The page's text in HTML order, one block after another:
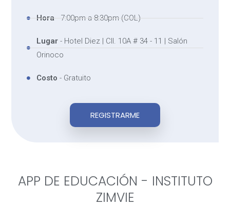
Hora- 7:00pm a 8:30pm (COL)
Lugar - Hotel Diez | Cll. 10A # 34 - 11 | Salón
Orinoco
Costo - Gratuito
REGISTRARME
APP DE EDUCACIÓN - INSTITUTO
ZIMVIE